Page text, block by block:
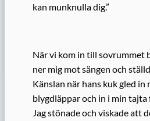
kan munknulla dig.”
När vi kom in till sovrummet
ner mig mot sängen och
Känslan när hans kuk gled in
blygdläppar och in i min
Jag stönade och viskade att